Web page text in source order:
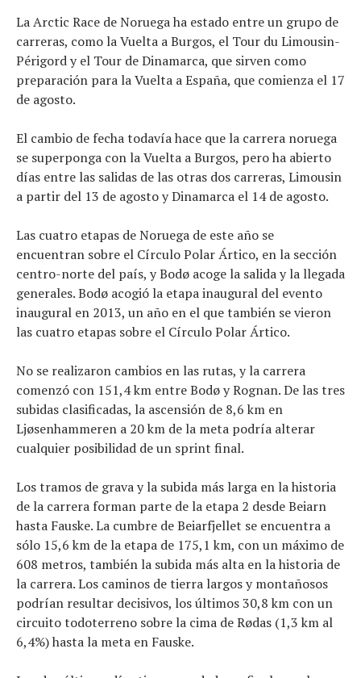
La Arctic Race de Noruega ha estado entre un grupo de
carreras, como la Vuelta a Burgos, el Tour du Limousin-
Périgord y el Tour de Dinamarca, que sirven como
preparación para la Vuelta a España, que comienza el 17
de agosto.
El cambio de fecha todavía hace que la carrera noruega
se superponga con la Vuelta a Burgos, pero ha abierto
días entre las salidas de las otras dos carreras, Limousin
a partir del 13 de agosto y Dinamarca el 14 de agosto.
Las cuatro etapas de Noruega de este año se
encuentran sobre el Círculo Polar Ártico, en la sección
centro-norte del país, y Bodø acoge la salida y la llegada
generales. Bodø acogió la etapa inaugural del evento
inaugural en 2013, un año en el que también se vieron
las cuatro etapas sobre el Círculo Polar Ártico.
No se realizaron cambios en las rutas, y la carrera
comenzó con 151,4 km entre Bodø y Rognan. De las tres
subidas clasificadas, la ascensión de 8,6 km en
Ljøsenhammeren a 20 km de la meta podría alterar
cualquier posibilidad de un sprint final.
Los tramos de grava y la subida más larga en la historia
de la carrera forman parte de la etapa 2 desde Beiarn
hasta Fauske. La cumbre de Beiarfjellet se encuentra a
sólo 15,6 km de la etapa de 175,1 km, con un máximo de
608 metros, también la subida más alta en la historia de
la carrera. Los caminos de tierra largos y montañosos
podrían resultar decisivos, los últimos 30,8 km con un
circuito todoterreno sobre la cima de Rødas (1,3 km al
6,4%) hasta la meta en Fauske.